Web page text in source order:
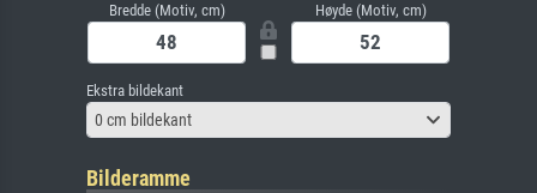
Bredde (Motiv, cm) Høyde (Motiv, cm)
Ekstra bildekant
0 cm bildekant
Bilderamme